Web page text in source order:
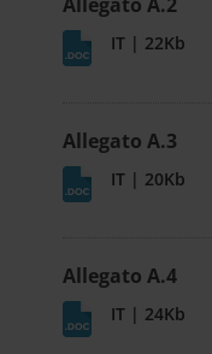
IT | 22Kb
Allegato A.3
IT | 20Kb
Allegato A.4
IT | 24Kb